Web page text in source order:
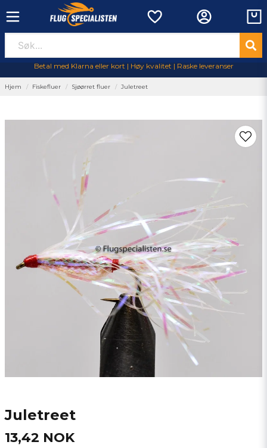
Betal med Klarna eller kort | Høy kvalitet | Raske leveranser
Hjem Fiskefluer Sjøørret fluer Juletreet
Juletreet
13,42 NOK